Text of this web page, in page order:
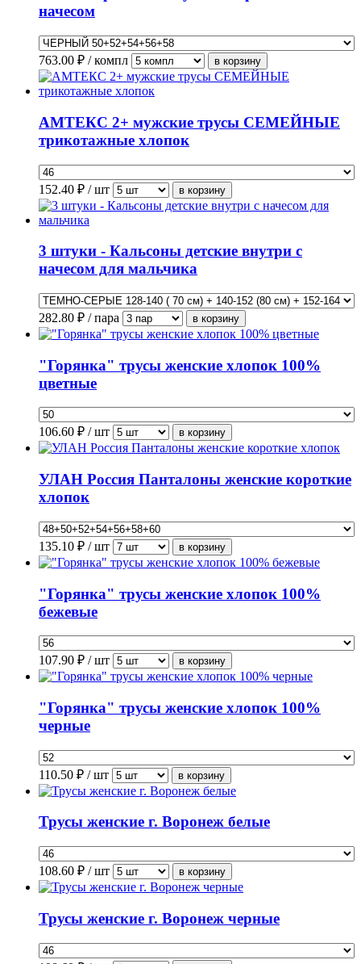
начесом
763.00 ₽ / компл
АМТЕКС 2+ мужские трусы СЕМЕЙНЫЕ
трикотажные хлопок
152.40 ₽ / шт
3 штуки - Кальсоны детские внутри с
начесом для мальчика
282.80 ₽ / пара
"Горянка" трусы женские хлопок 100%
цветные
106.60 ₽ / шт
УЛАН Россия Панталоны женские короткие
хлопок
135.10 ₽ / шт
"Горянка" трусы женские хлопок 100%
бежевые
107.90 ₽ / шт
"Горянка" трусы женские хлопок 100%
черные
110.50 ₽ / шт
Трусы женские г. Воронеж белые
108.60 ₽ / шт
Трусы женские г. Воронеж черные